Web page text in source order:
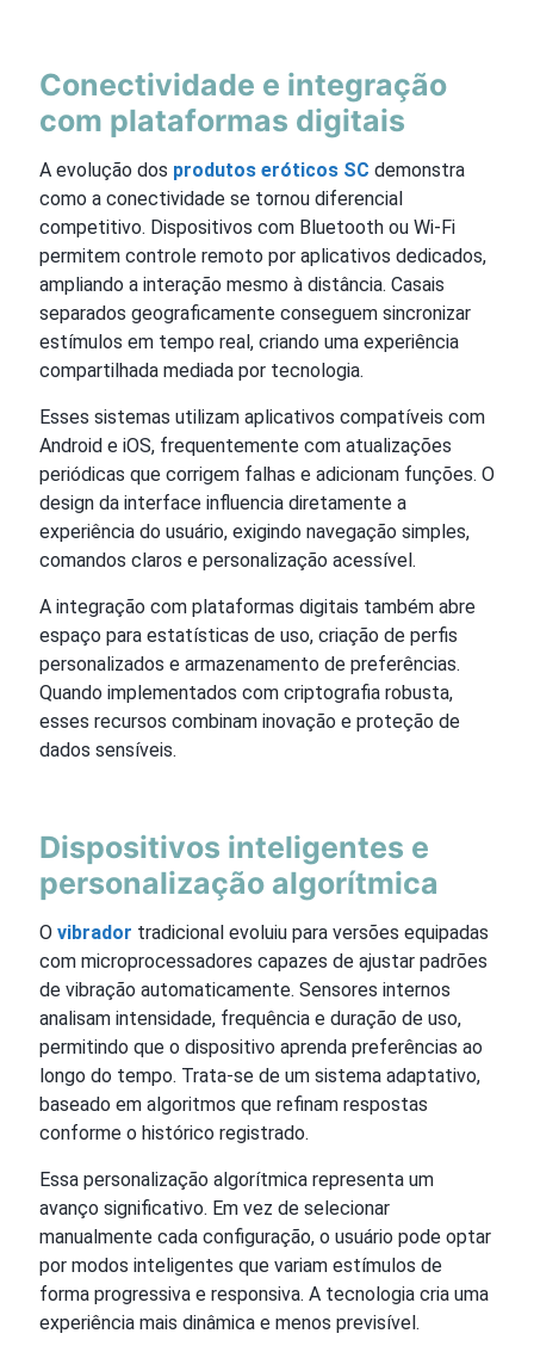
Conectividade e integração
com plataformas digitais
A evolução dos produtos eróticos SC demonstra
como a conectividade se tornou diferencial
competitivo. Dispositivos com Bluetooth ou Wi-Fi
permitem controle remoto por aplicativos dedicados,
ampliando a interação mesmo à distância. Casais
separados geograficamente conseguem sincronizar
estímulos em tempo real, criando uma experiência
compartilhada mediada por tecnologia.
Esses sistemas utilizam aplicativos compatíveis com
Android e iOS, frequentemente com atualizações
periódicas que corrigem falhas e adicionam funções. O
design da interface influencia diretamente a
experiência do usuário, exigindo navegação simples,
comandos claros e personalização acessível.
A integração com plataformas digitais também abre
espaço para estatísticas de uso, criação de perfis
personalizados e armazenamento de preferências.
Quando implementados com criptografia robusta,
esses recursos combinam inovação e proteção de
dados sensíveis.
Dispositivos inteligentes e
personalização algorítmica
O vibrador tradicional evoluiu para versões equipadas
com microprocessadores capazes de ajustar padrões
de vibração automaticamente. Sensores internos
analisam intensidade, frequência e duração de uso,
permitindo que o dispositivo aprenda preferências ao
longo do tempo. Trata-se de um sistema adaptativo,
baseado em algoritmos que refinam respostas
conforme o histórico registrado.
Essa personalização algorítmica representa um
avanço significativo. Em vez de selecionar
manualmente cada configuração, o usuário pode optar
por modos inteligentes que variam estímulos de
forma progressiva e responsiva. A tecnologia cria uma
experiência mais dinâmica e menos previsível.